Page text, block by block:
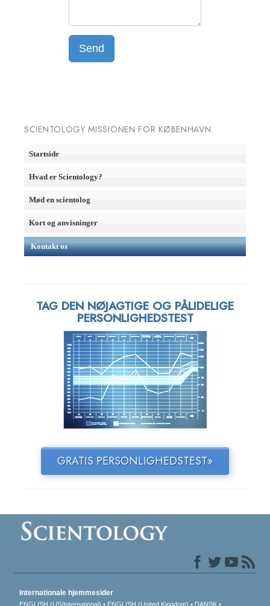
Send
SCIENTOLOGY MISSIONEN FOR KØBENHAVN
Startside
Hvad er Scientology?
Mød en scientolog
Kort og anvisninger
Kontakt os
TAG DEN NØJAGTIGE OG PÅLIDELIGE
PERSONLIGHEDSTEST
GRATIS PERSONLIGHEDSTEST»
Internationale hjemmesider
ENGLISH (US/International) ENGLISH (United Kingdom) DANSK